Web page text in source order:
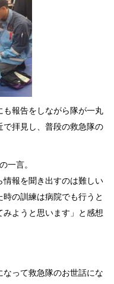
も報告をしながら隊が一丸
で拝見し、普段の救急隊の
一言。
情報を聞き出すのは難しい
の訓練は病院でも行うと
みようと思います」と感想
って救急隊のお世話にな